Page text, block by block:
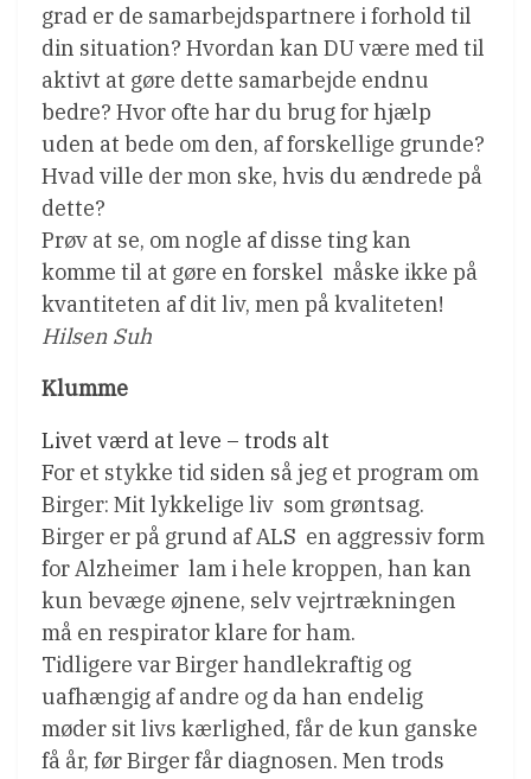
grad er de samarbejdspartnere i forhold til
din situation? Hvordan kan DU være med til
aktivt at gøre dette samarbejde endnu
bedre? Hvor ofte har du brug for hjælp 
uden at bede om den, af forskellige grunde?
Hvad ville der mon ske, hvis du ændrede på
dette?
Prøv at se, om nogle af disse ting kan
komme til at gøre en forskel  måske ikke på
kvantiteten af dit liv, men på kvaliteten!
Hilsen Suh
Klumme
Livet værd at leve – trods alt
For et stykke tid siden så jeg et program om
Birger: Mit lykkelige liv  som grøntsag.
Birger er på grund af ALS  en aggressiv form
for Alzheimer  lam i hele kroppen, han kan
kun bevæge øjnene, selv vejrtrækningen
må en respirator klare for ham.
Tidligere var Birger handlekraftig og
uafhængig af andre og da han endelig
møder sit livs kærlighed, får de kun ganske
få år, før Birger får diagnosen. Men trods